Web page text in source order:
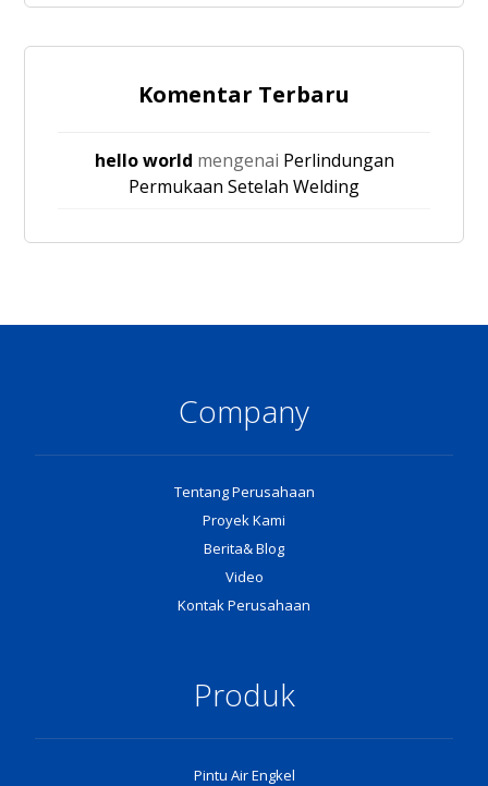
Komentar Terbaru
hello world mengenai Perlindungan
Permukaan Setelah Welding
Company
Tentang Perusahaan
Proyek Kami
Berita& Blog
Video
Kontak Perusahaan
Produk
Pintu Air Engkel